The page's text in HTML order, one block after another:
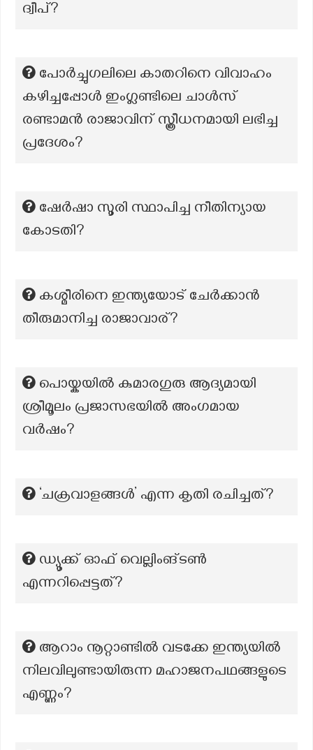
ദ്വീപ്?
പോർച്ചുഗലിലെ കാതറിനെ വിവാഹം
കഴിച്ചപ്പോൾ ഇംഗ്ലണ്ടിലെ ചാൾസ്
രണ്ടാമൻ രാജാവിന് സ്ത്രീധനമായി ലഭിച്ച
പ്രദേശം?
ഷേർഷാ സൂരി സ്ഥാപിച്ച നീതിന്യായ
കോടതി?
കശ്മീരിനെ ഇന്ത്യയോട് ചേർക്കാൻ
തീരുമാനിച്ച രാജാവാര്?
പൊയ്കയിൽ കുമാരഗുരു ആദ്യമായി
ശ്രീമൂലം പ്രജാസഭയിൽ അംഗമായ
വർഷം?
‘ചക്രവാളങ്ങൾ’ എന്ന കൃതി രചിച്ചത്?
ഡ്യൂക്ക് ഓഫ് വെല്ലിംങ്ടൺ
എന്നറിപ്പെട്ടത്?
ആറാം നൂറ്റാണ്ടിൽ വടക്കേ ഇന്ത്യയിൽ
നിലവിലുണ്ടായിരുന്ന മഹാജനപഥങ്ങളുടെ
എണ്ണം?